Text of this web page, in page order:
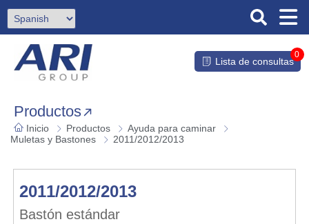
Lista de consultas
0
Productos
Inicio Productos
Ayuda para caminar
Muletas y Bastones
2011/2012/2013
2011/2012/2013
Bastón estándar